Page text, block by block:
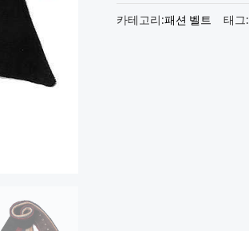
카테고리:패션 벨트 태그: